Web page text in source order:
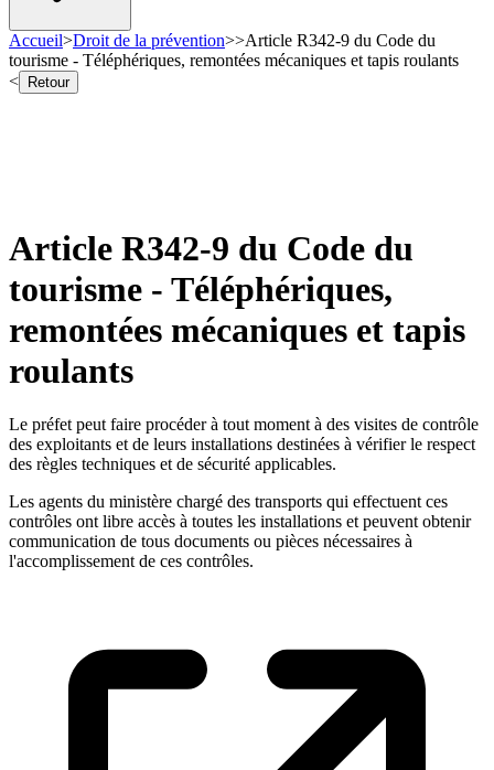
Accueil>Droit de la prévention>>Article R342-9 du Code du
tourisme - Téléphériques, remontées mécaniques et tapis roulants
<
Retour
Article R342-9 du Code du
tourisme - Téléphériques,
remontées mécaniques et tapis
roulants
Le préfet peut faire procéder à tout moment à des visites de contrôle
des exploitants et de leurs installations destinées à vérifier le respect
des règles techniques et de sécurité applicables.
Les agents du ministère chargé des transports qui effectuent ces
contrôles ont libre accès à toutes les installations et peuvent obtenir
communication de tous documents ou pièces nécessaires à
l'accomplissement de ces contrôles.